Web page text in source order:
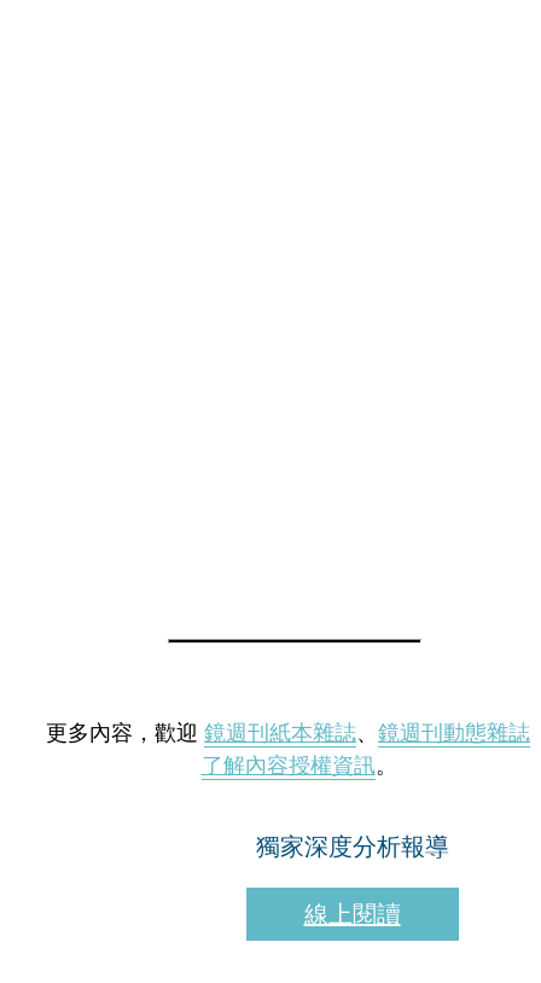
更多內容，歡迎 鏡週刊紙本雜誌、 鏡週刊動態雜誌
了解內容授權資訊。
獨家深度分析報導
線上閱讀